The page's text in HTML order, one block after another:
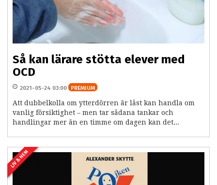
Så kan lärare stötta elever med
OCD
2021-05-24 03:00 PREMIUM
Att dubbelkolla om ytterdörren är låst kan handla om
vanlig försiktighet – men tar sådana tankar och
handlingar mer än en timme om dagen kan det...
LIV & HEM